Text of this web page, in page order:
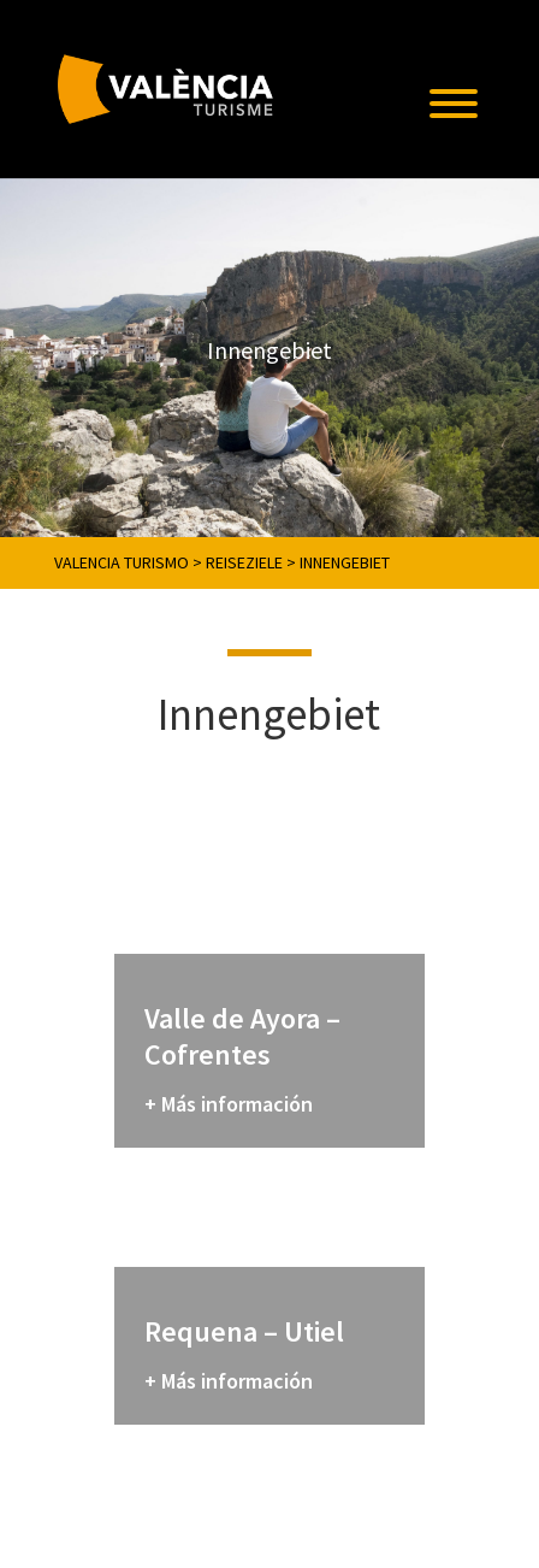
Innengebiet
VALENCIA TURISMO > REISEZIELE> INNENGEBIET
Innengebiet
Valle de Ayora –
Cofrentes
+ Más información
Requena – Utiel
+ Más información